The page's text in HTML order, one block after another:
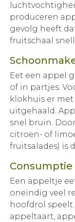
produceren
gevolg heeft
fruitschaal
Eet een appel
of in partjes.
klokhuis er
uitgehaald.
snel bruin.
citroen- of
fruitsalades) is
Consumptie
Een appeltje
oneindig veel
hoofdrol
appeltaart,